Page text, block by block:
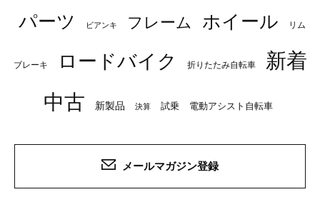
パーツ ビアンキ フレーム ホイール リム
ブレーキ ロードバイク 折りたたみ自転車
新着
中古
新製品 決算 試乗 電動アシスト自転車
メールマガジン登録